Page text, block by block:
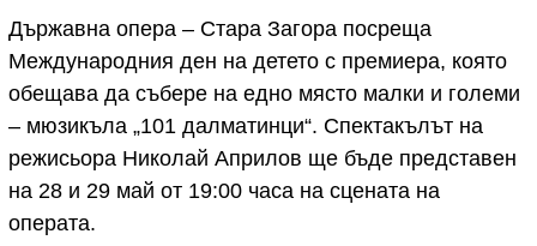
Държавна опера – Стара Загора посреща
Международния ден на детето с премиера, която
обещава да събере на едно място малки и големи
– мюзикъла „101 далматинци“. Спектакълът на
режисьора Николай Априлов ще бъде представен
на 28 и 29 май от 19:00 часа на сцената на
операта.